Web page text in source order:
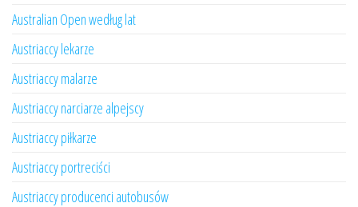
Australian Open według lat
Austriaccy lekarze
Austriaccy malarze
Austriaccy narciarze alpejscy
Austriaccy piłkarze
Austriaccy portreciści
Austriaccy producenci autobusów